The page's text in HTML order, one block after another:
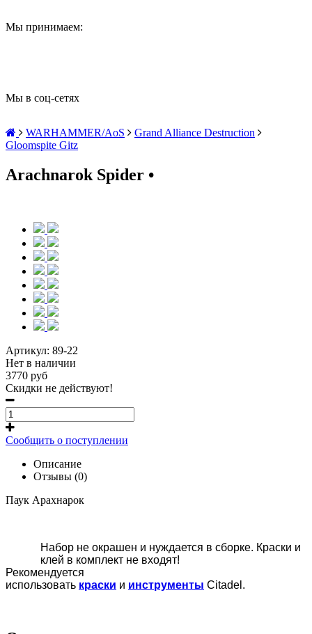
Мы принимаем:
Мы в соц-сетях
WARHAMMER/AoS
Grand Alliance Destruction
Gloomspite Gitz
Arachnarok Spider •
Артикул: 89-22
Нет в наличии
3770 руб
Cкидки не действуют!
Сообщить о поступлении
Описание
Отзывы (0)
Паук Арахнарок
Набор не окрашен и нуждается в сборке. Краски и
клей в комплект не входят!
Рекомендуется
использовать краски и инструменты Citadel.